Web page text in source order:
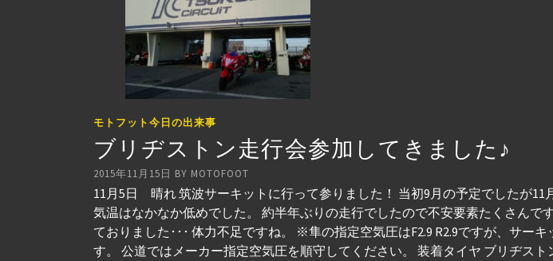
モトフット今日の出来事
ブリヂストン走行会参加してきました♪
2015年11月15日 BY MOTOFOOT
11月5日 晴れ 筑波サーキットに行って参りました！ 当初9月の予定でしたが
気温はなかなか低めでした。 約半年ぶりの走行でしたので不安要素たくさんで
ておりました･･･ 体力不足ですね。 ※隼の指定空気圧はF2.9 R2.9ですが、サー
す。 公道ではメーカー指定空気圧を順守してください。 装着タイヤ ブリヂスト